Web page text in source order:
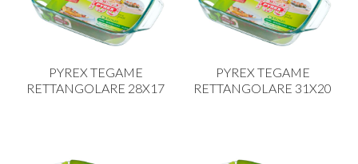
PYREX TEGAME
RETTANGOLARE 28X17
PYREX TEGAME
RETTANGOLARE 31X20